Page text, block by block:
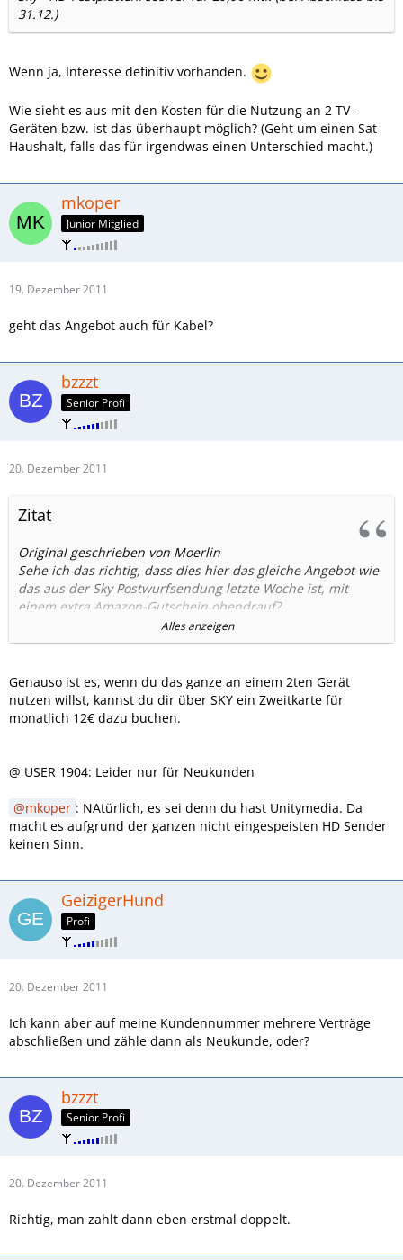
31.12.)
Wenn ja, Interesse definitiv vorhanden.
Wie sieht es aus mit den Kosten für die Nutzung an 2 TV-
Geräten bzw. ist das überhaupt möglich? (Geht um einen Sat-
Haushalt, falls das für irgendwas einen Unterschied macht.)
mkoper
Junior Mitglied
19. Dezember 2011
geht das Angebot auch für Kabel?
bzzzt
Senior Profi
20. Dezember 2011
Zitat
Original geschrieben von Moerlin
Sehe ich das richtig, dass dies hier das gleiche Angebot wie
das aus der Sky Postwurfsendung letzte Woche ist, mit
einem extra Amazon-Gutschein obendrauf?
Aus dem Brief von Sky:
Wenn ja, Interesse definitiv vorhanden.
Geräten bzw. ist das überhaupt möglich? (Geht um einen
macht.)
Alles anzeigen
Genauso ist es, wenn du das ganze an einem 2ten Gerät
nutzen willst, kannst du dir über SKY ein Zweitkarte für
monatlich 12€ dazu buchen.
@ USER 1904: Leider nur für Neukunden
mkoper : NAtürlich, es sei denn du hast Unitymedia. Da
macht es aufgrund der ganzen nicht eingespeisten HD Sender
keinen Sinn.
GeizigerHund
Profi
20. Dezember 2011
Ich kann aber auf meine Kundennummer mehrere Verträge
abschließen und zähle dann als Neukunde, oder?
bzzzt
Senior Profi
20. Dezember 2011
Richtig, man zahlt dann eben erstmal doppelt.